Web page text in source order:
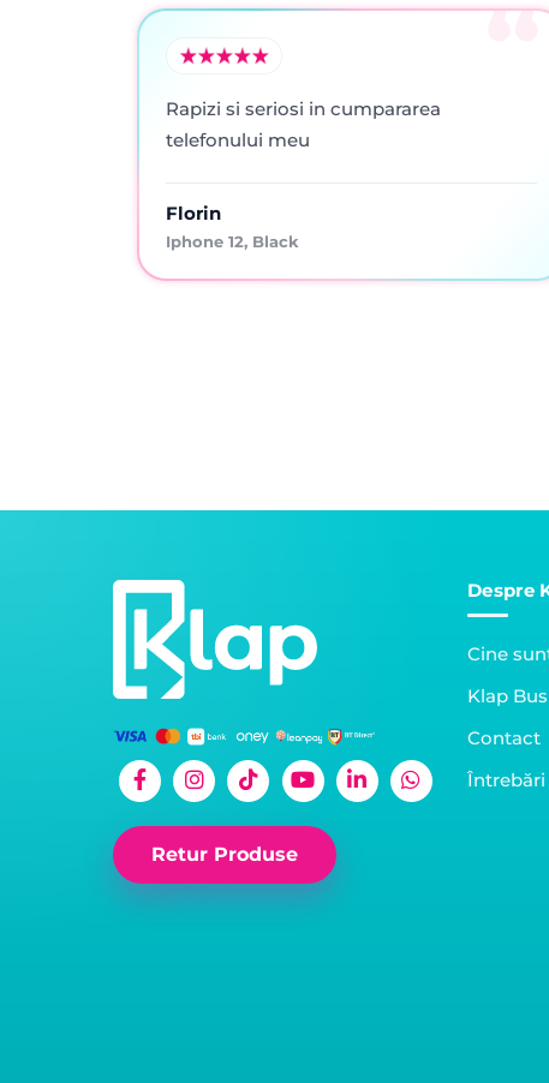
Rapizi si seriosi in cumpararea
telefonului meu
Florin
Iphone 12, Black
Retur Produse
Despre
Cine
Klap
Contact